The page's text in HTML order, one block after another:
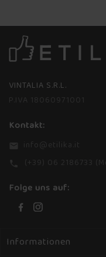
VINTALIA S.R.L.
Kontakt:
Folge uns auf:
Informationen